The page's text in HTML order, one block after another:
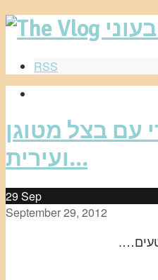
RSS
עם בצל מטוגן
ועירית…
29 Sep
September 29, 2012